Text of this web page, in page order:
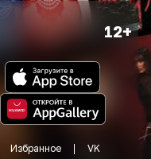
12+
Избранное VK